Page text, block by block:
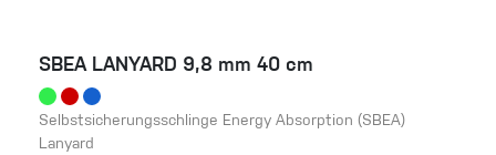
SBEA LANYARD 9,8 mm 40 cm
Selbstsicherungsschlinge Energy Absorption (SBEA)
Lanyard